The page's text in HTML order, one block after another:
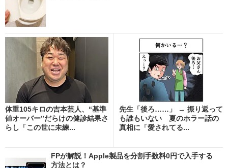
体重105キロの吉本芸人、“基準
値オーバー”だらけの健診結果さ
らし「この世に未練...
先生「後ろ……」 → 振り返って
も誰もいない 夏のホラー話の
真相に「愛されてる...
FPが解説！Apple製品を分割手数料0円で入手する
方法とは？